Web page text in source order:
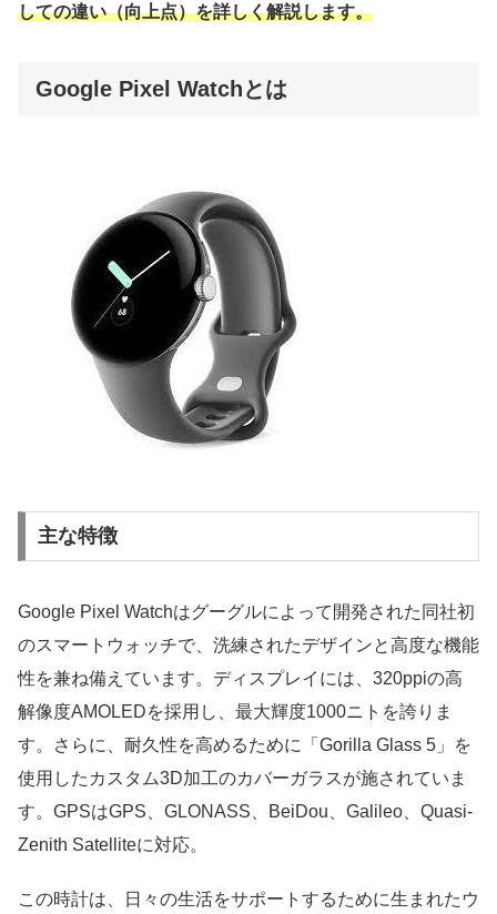
しての違い（向上点）を詳しく解説します。
Google Pixel Watchとは
主な特徴
Google Pixel Watchはグーグルによって開発された同社初
のスマートウォッチで、洗練されたデザインと高度な機能
性を兼ね備えています。ディスプレイには、320ppiの高
解像度AMOLEDを採用し、最大輝度1000ニトを誇りま
す。さらに、耐久性を高めるために「Gorilla Glass 5」を
使用したカスタム3D加工のカバーガラスが施されていま
す。GPSはGPS、GLONASS、BeiDou、Galileo、Quasi-
Zenith Satelliteに対応。
この時計は、日々の生活をサポートするために生まれたウ